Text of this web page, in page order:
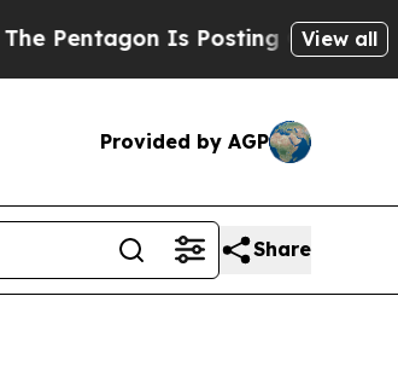
Is Posting Cryptic Biblical
View all
Provided by AGP
Share